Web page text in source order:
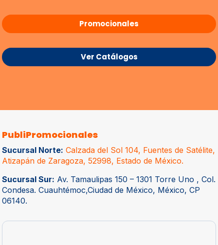
Promocionales
Ver Catálogos
PubliPromocionales
Sucursal Norte: Calzada del Sol 104, Fuentes de Satélite,
Atizapán de Zaragoza, 52998, Estado de México.
Sucursal Sur: Av. Tamaulipas 150 – 1301 Torre Uno , Col.
Condesa. Cuauhtémoc,Ciudad de México, México, CP
06140.